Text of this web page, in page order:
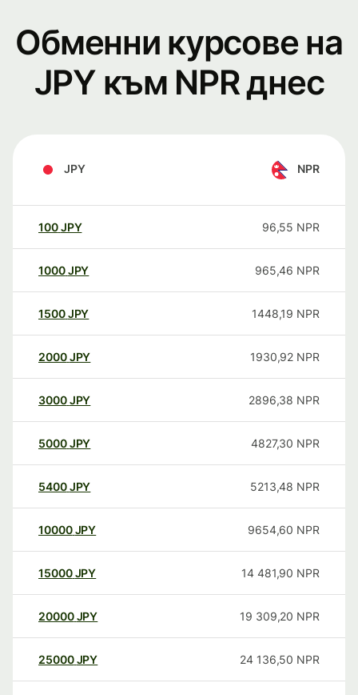
Обменни курсове на
JPY към NPR днес
JPY NPR
100JPY 96,55 NPR
1000JPY 965,46 NPR
1500JPY 1448,19 NPR
2000JPY 1930,92 NPR
3000JPY 2896,38 NPR
5000JPY 4827,30 NPR
5400JPY 5213,48 NPR
10000 JPY 9654,60 NPR
15000 JPY 14 481,90 NPR
20000 JPY 19 309,20 NPR
25000 JPY 24 136,50 NPR